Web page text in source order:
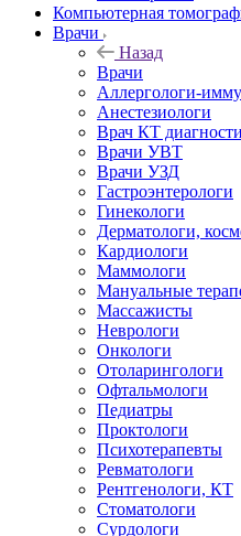
Компьютерная
Врачи
Назад
Врачи
Аллергологи-
Анестезиологи
Врач КТ
Врачи УВТ
Врачи УЗД
Гастроэнтерологи
Гинекологи
Дерматологи,
Кардиологи
Маммологи
Мануальные
Массажисты
Неврологи
Онкологи
Отоларингологи
Офтальмологи
Педиатры
Проктологи
Психотерапевты
Ревматологи
Рентгенологи, КТ
Стоматологи
Сурдологи